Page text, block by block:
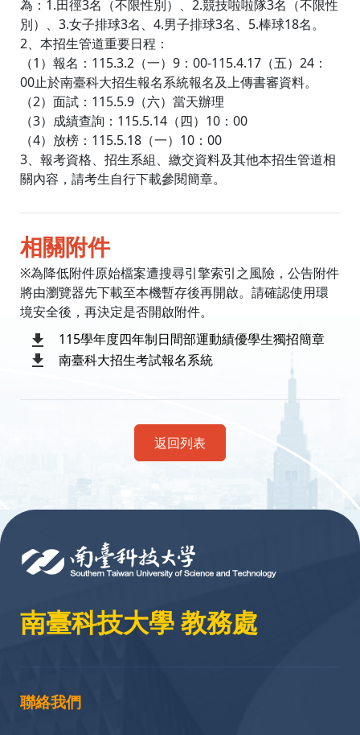
為：1.田徑3名（不限性別）、2.競技啦啦隊3名（不限性
別）、3.女子排球3名、4.男子排球3名、5.棒球18名。
2、本招生管道重要日程：
（1）報名：115.3.2（一）9：00-115.4.17（五）24：
00止於南臺科大招生報名系統報名及上傳書審資料。
（2）面試：115.5.9（六）當天辦理
（3）成績查詢：115.5.14（四）10：00
（4）放榜：115.5.18（一）10：00
3、報考資格、招生系組、繳交資料及其他本招生管道相
關內容，請考生自行下載參閱簡章。
相關附件
※為降低附件原始檔案遭搜尋引擎索引之風險，公告附件
將由瀏覽器先下載至本機暫存後再開啟。請確認使用環
境安全後，再決定是否開啟附件。
115學年度四年制日間部運動績優學生獨招簡章
南臺科大招生考試報名系統
返回列表
南臺科技大學 教務處
聯絡我們